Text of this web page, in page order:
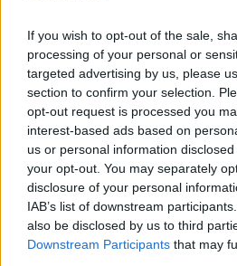
If you wish to opt-out of the sale,
processing of your personal or
targeted advertising by us, please
section to confirm your selection.
opt-out request is processed you
interest-based ads based on
us or personal information
your opt-out. You may separately
disclosure of your personal
IAB’s list of downstream
also be disclosed by us to third
Downstream Participants that may
0
Věk: 26
Kontakt
Napsat
Informace o